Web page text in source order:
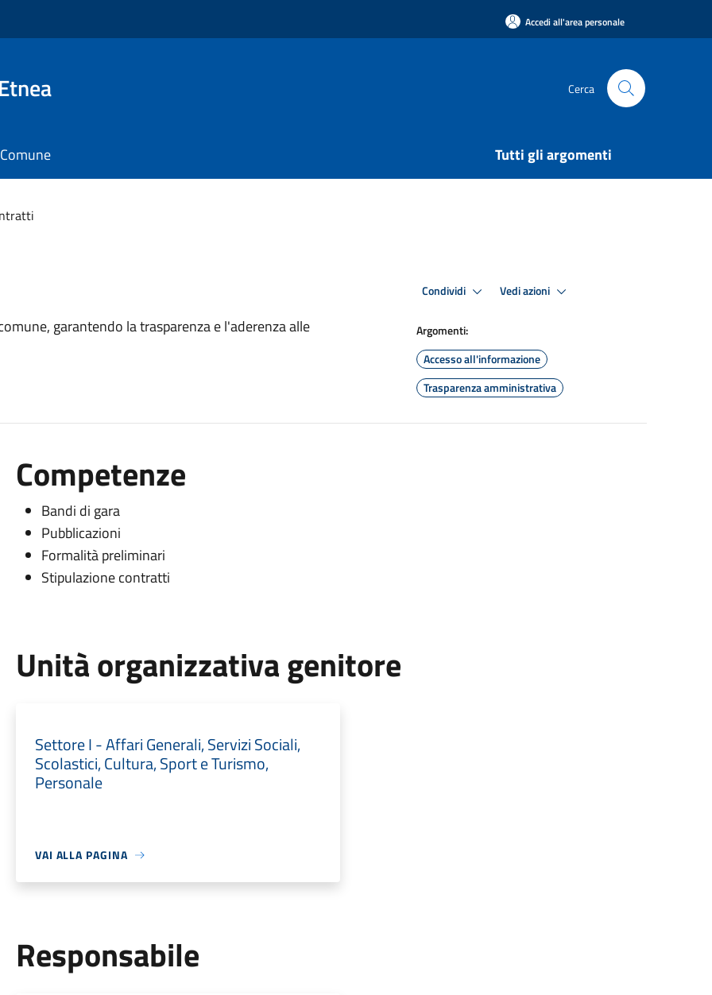
Accedi all'area personale
Cerca
Tutti gli argomenti
garantendo la trasparenza e l'aderenza alle
Condividi Vedi azioni
Argomenti:
Accesso all'informazione
Trasparenza amministrativa
Competenze
Bandi di gara
Pubblicazioni
Formalità preliminari
Stipulazione contratti
Unità organizzativa genitore
Settore I - Affari Generali, Servizi Sociali,
Scolastici, Cultura, Sport e Turismo,
Personale
VAI ALLA PAGINA
Responsabile